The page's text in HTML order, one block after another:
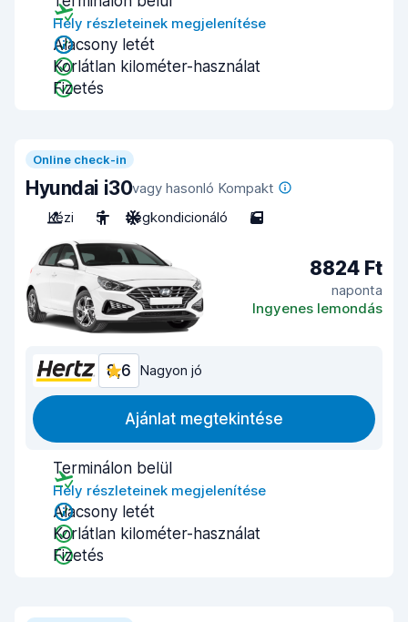
Hely részleteinek megjelenítése
Alacsony letét
Korlátlan kilométer-használat
Fizetés
Online check-in
Hyundai i30vagy hasonló Kompakt
Kézi
5 Légkondicionáló 5
8824 Ft
naponta
Ingyenes lemondás
8,6 Nagyon jó
Ajánlat megtekintése
Terminálon belül
Hely részleteinek megjelenítése
Alacsony letét
Korlátlan kilométer-használat
Fizetés